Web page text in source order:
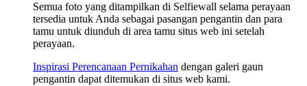
Semua foto yang ditampilkan di Selfiewall selama perayaan
tersedia untuk Anda sebagai pasangan pengantin dan para
tamu untuk diunduh di area tamu situs web ini setelah
perayaan.
Inspirasi Perencanaan Pernikahan dengan galeri gaun
pengantin dapat ditemukan di situs web kami.